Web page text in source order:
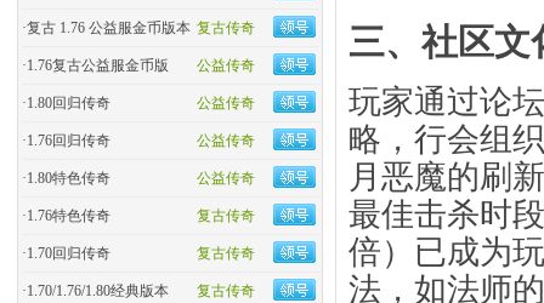
复古传奇
·复古 1.76 公益服金币版本
公益传奇
·1.76复古公益服金币版
公益传奇
·1.80回归传奇
公益传奇
·1.76回归传奇
公益传奇
·1.80特色传奇
复古传奇
·1.76特色传奇
复古传奇
·1.70回归传奇
复古传奇
·1.70/1.76/1.80经典版本
三、社区文
玩家通过论
略，行会组
月恶魔的刷
最佳击杀时
倍）已成为
法，如法师